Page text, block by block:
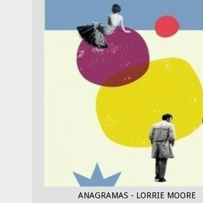
ANAGRAMAS - LORRIE MOORE